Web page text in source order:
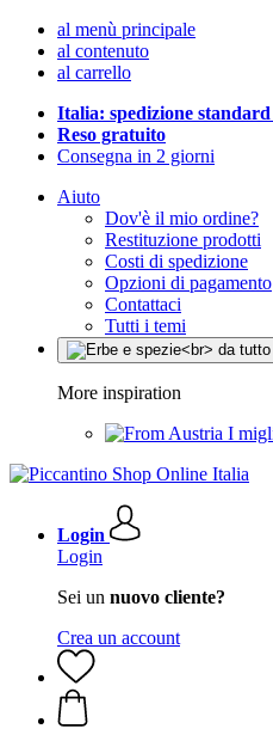
al menù principale
al contenuto
al carrello
Italia: spedizione
Reso gratuito
Consegna in 2 giorni
Aiuto
Dov'è il mio ordine?
Restituzione prodotti
Costi di spedizione
Opzioni di pagamento
Contattaci
Tutti i temi
More inspiration
I
Login
Login
Sei un nuovo cliente?
Crea un account